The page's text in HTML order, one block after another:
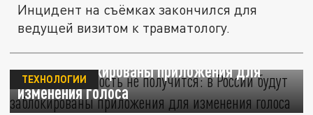
Инцидент на съёмках закончился для
ведущей визитом к травматологу.
Сменить личность не получится: в России
будут заблокированы приложения для
изменения голоса
ТЕХНОЛОГИИ